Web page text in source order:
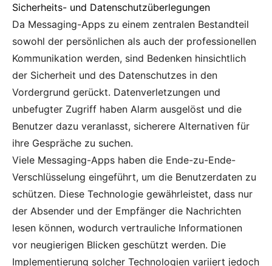
Sicherheits- und Datenschutzüberlegungen
Da Messaging-Apps zu einem zentralen Bestandteil
sowohl der persönlichen als auch der professionellen
Kommunikation werden, sind Bedenken hinsichtlich
der Sicherheit und des Datenschutzes in den
Vordergrund gerückt. Datenverletzungen und
unbefugter Zugriff haben Alarm ausgelöst und die
Benutzer dazu veranlasst, sicherere Alternativen für
ihre Gespräche zu suchen.
Viele Messaging-Apps haben die Ende-zu-Ende-
Verschlüsselung eingeführt, um die Benutzerdaten zu
schützen. Diese Technologie gewährleistet, dass nur
der Absender und der Empfänger die Nachrichten
lesen können, wodurch vertrauliche Informationen
vor neugierigen Blicken geschützt werden. Die
Implementierung solcher Technologien variiert jedoch